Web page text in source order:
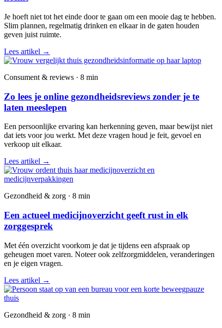
Je hoeft niet tot het einde door te gaan om een mooie dag te hebben.
Slim plannen, regelmatig drinken en elkaar in de gaten houden
geven juist ruimte.
Lees artikel →
Consument & reviews · 8 min
Zo lees je online gezondheidsreviews zonder je te
laten meeslepen
Een persoonlijke ervaring kan herkenning geven, maar bewijst niet
dat iets voor jou werkt. Met deze vragen houd je feit, gevoel en
verkoop uit elkaar.
Lees artikel →
Gezondheid & zorg · 8 min
Een actueel medicijnoverzicht geeft rust in elk
zorggesprek
Met één overzicht voorkom je dat je tijdens een afspraak op
geheugen moet varen. Noteer ook zelfzorgmiddelen, veranderingen
en je eigen vragen.
Lees artikel →
Gezondheid & zorg · 8 min